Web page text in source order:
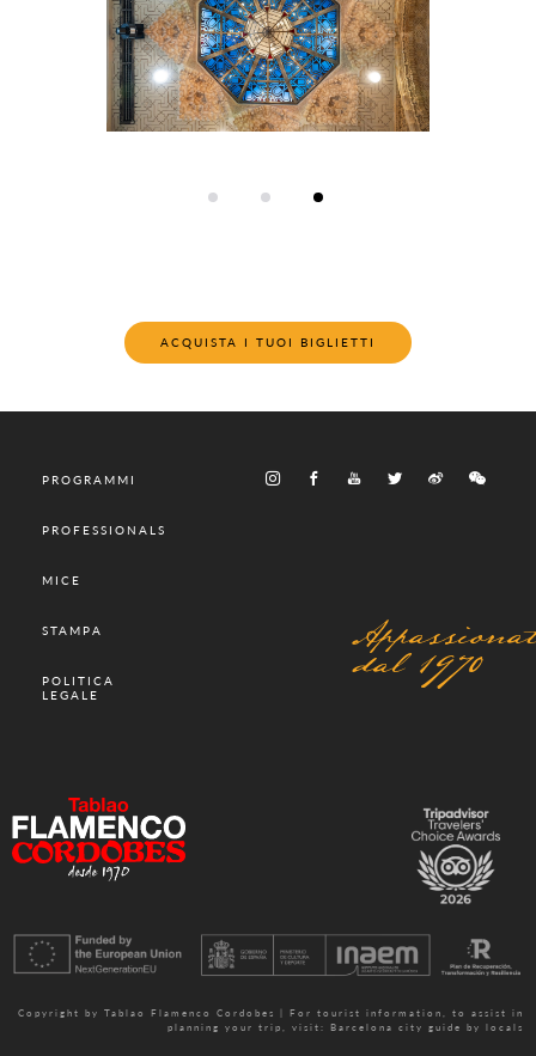
ACQUISTA I TUOI BIGLIETTI
PROGRAMMI
PROFESSIONALS
MICE
STAMPA
POLITICA
LEGALE
dal 1970
Copyright by Tablao Flamenco Cordobes | For tourist information, to assist in
planning your trip, visit: Barcelona city guide by locals